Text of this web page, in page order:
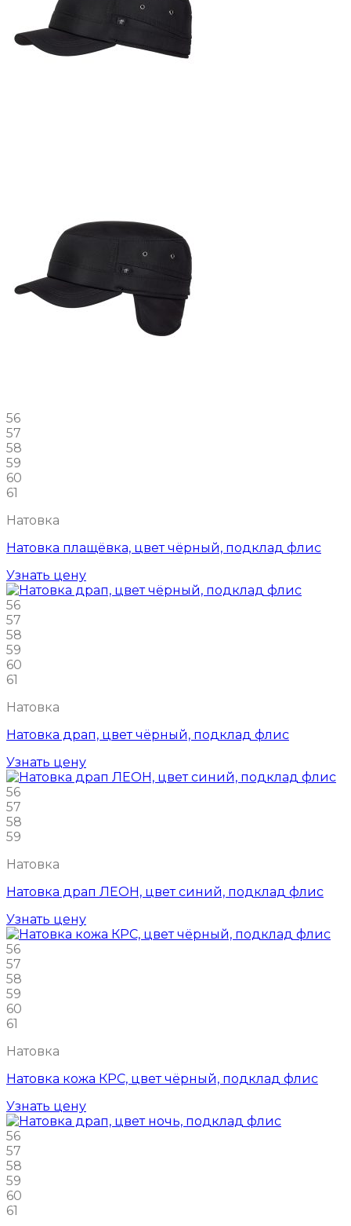
56
57
58
59
60
61
Натовка
Натовка плащёвка, цвет чёрный, подклад флис
Узнать цену
56
57
58
59
60
61
Натовка
Натовка драп, цвет чёрный, подклад флис
Узнать цену
56
57
58
59
Натовка
Натовка драп ЛЕОН, цвет синий, подклад флис
Узнать цену
56
57
58
59
60
61
Натовка
Натовка кожа КРС, цвет чёрный, подклад флис
Узнать цену
56
57
58
59
60
61